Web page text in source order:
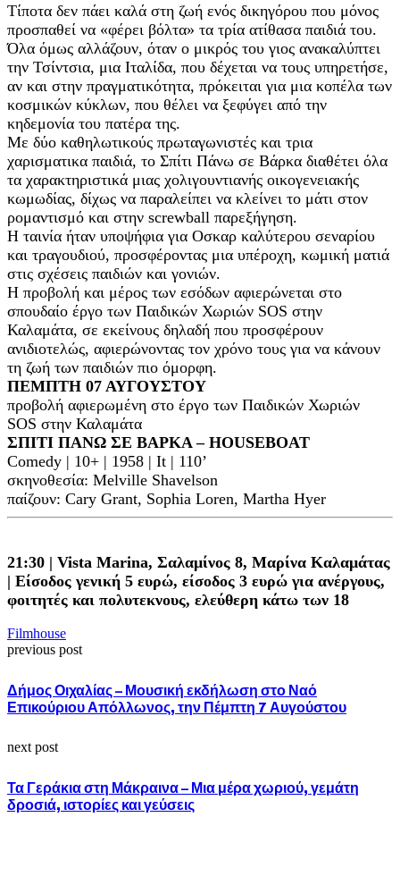
Τίποτα δεν πάει καλά στη ζωή ενός δικηγόρου που μόνος
προσπαθεί να «φέρει βόλτα» τα τρία ατίθασα παιδιά του.
Όλα όμως αλλάζουν, όταν ο μικρός του γιος ανακαλύπτει
την Τσίντσια, μια Ιταλίδα, που δέχεται να τους υπηρετήσε,
αν και στην πραγματικότητα, πρόκειται για μια κοπέλα των
κοσμικών κύκλων, που θέλει να ξεφύγει από την
κηδεμονία του πατέρα της.
Με δύο καθηλωτικούς πρωταγωνιστές και τρια
χαρισματικα παιδιά, το Σπίτι Πάνω σε Βάρκα διαθέτει όλα
τα χαρακτηριστικά μιας χολιγουντιανής οικογενειακής
κωμωδίας, δίχως να παραλείπει να κλείνει το μάτι στον
ρομαντισμό και στην screwball παρεξήγηση.
Η ταινία ήταν υποψήφια για Οσκαρ καλύτερου σεναρίου
και τραγουδιού, προσφέροντας μια υπέροχη, κωμική ματιά
στις σχέσεις παιδιών και γονιών.
Η προβολή και μέρος των εσόδων αφιερώνεται στο
σπουδαίο έργο των Παιδικών Χωριών SOS στην
Καλαμάτα, σε εκείνους δηλαδή που προσφέρουν
ανιδιοτελώς, αφιερώνοντας τον χρόνο τους για να κάνουν
τη ζωή των παιδιών πιο όμορφη.
ΠΕΜΠΤΗ 07 ΑΥΓΟΥΣΤΟΥ
προβολή αφιερωμένη στο έργο των Παιδικών Χωριών
SOS στην Καλαμάτα
ΣΠΙΤΙ ΠΑΝΩ ΣΕ ΒΑΡΚΑ – HOUSEBOAT
Comedy | 10+ | 1958 | It | 110’
σκηνοθεσία: Melville Shavelson
παίζουν: Cary Grant, Sophia Loren, Martha Hyer
21:30 | Vista Marina, Σαλαμίνος 8, Μαρίνα Καλαμάτας
| Είσοδος γενική 5 ευρώ, είσοδος 3 ευρώ για ανέργους,
φοιτητές και πολυτεκνους, ελεύθερη κάτω των 18
Filmhouse
previous post
Δήμος Οιχαλίας – Μουσική εκδήλωση στο Ναό
Επικούριου Απόλλωνος, την Πέμπτη 7 Αυγούστου
next post
Τα Γεράκια στη Μάκραινα – Μια μέρα χωριού, γεμάτη
δροσιά, ιστορίες και γεύσεις